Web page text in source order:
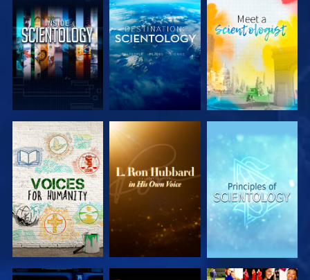
VERKEN DE
SERIE
VERKEN DE
SERIE
VERKEN DE
SERIE